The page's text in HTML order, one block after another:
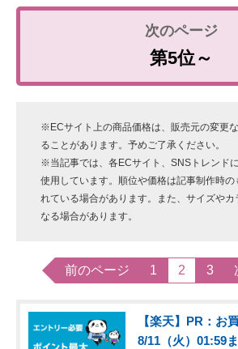
第5位～
※ECサイト上の商品価格は、販売元の変更
ることがあります。予めご了承ください。
※当記事では、各ECサイト、SNSトレンド
使用しています。順位や価格は記事制作時の
れている場合があります。また、サイズや
なる場合があります。
前のページ 1 2 3
【楽天】PR：お
8/11（火）01:59